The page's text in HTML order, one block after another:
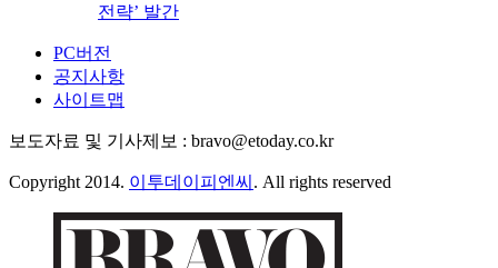
전략’ 발간
PC버전
공지사항
사이트맵
보도자료 및 기사제보 : bravo@etoday.co.kr
Copyright 2014. 이투데이피엔씨 . All rights reserved